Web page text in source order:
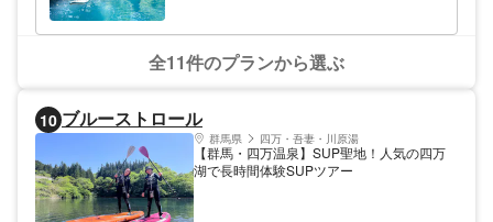
女別トイレ、駐車場（13台）を完備してお
ります。 ベースには屋外休憩スペース（3ブ
たりとお過ごしいただけます。 さらに、高
崎市内のいちご園のジェラート（4種類）も
ご用意しており、体験後のひと休みにもご好
評をいただいております。
は、様々な知識が必要です。マックスでは利
根川の大自然を知り尽くしたガイドが、皆さ
んの安心安全を守りながら、自然と触れ合
ってどうだった？」と聞かれたら、ここでの
体験・思い出を自慢できるようなサービスを
お届けします！ 装備も充実しています。き
れいなウエットスーツ、広い更衣室で快適に
全11件のプランから選ぶ
10 ブルーストロール
群馬県 四万・吾妻・川原湯
【群馬・四万温泉】SUP聖地！人気の四万
湖で長時間体験SUPツアー